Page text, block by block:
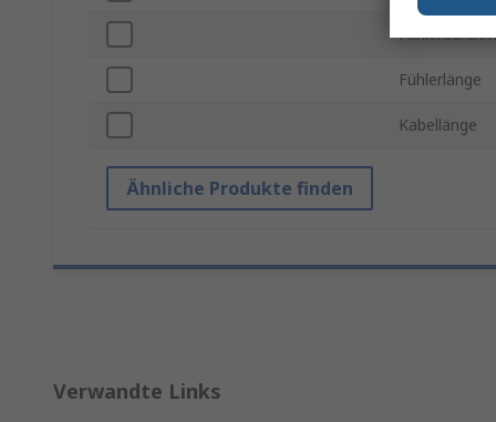
Fühlerlänge
Kabellänge
Ähnliche Produkte finden
Verwandte Links